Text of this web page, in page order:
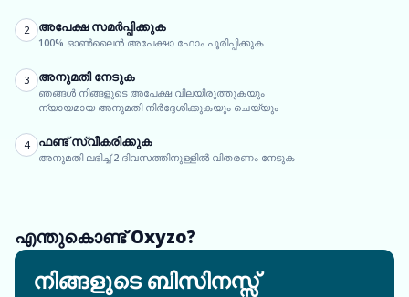
2 അപേക്ഷ സമർപ്പിക്കുക
100% ഓൺലൈൻ അപേക്ഷാ ഫോം പൂരിപ്പിക്കുക
3 അനുമതി നേടുക
ഞങ്ങൾ നിങ്ങളുടെ അപേക്ഷ വിലയിരുത്തുകയും
ന്യായമായ അനുമതി നിർദ്ദേശിക്കുകയും ചെയ്യും
4 ഫണ്ട് സ്വീകരിക്കുക
അനുമതി ലഭിച്ച് 2 ദിവസത്തിനുള്ളിൽ വിതരണം നേടുക
എന്തുകൊണ്ട് Oxyzo?
നിങ്ങളുടെ ബിസിനസ്സ്